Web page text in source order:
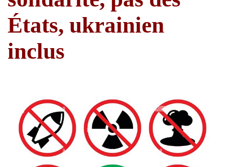
États, ukrainien
inclus